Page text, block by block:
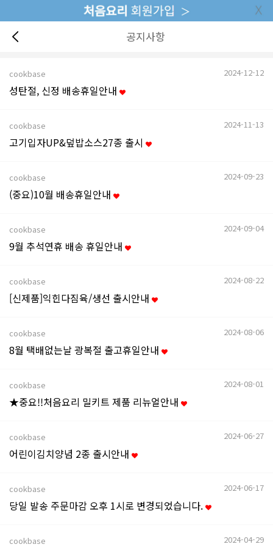
공지사항
cookbase 2024-12-12
성탄절, 신정 배송휴일안내
cookbase 2024-11-13
고기입자UP&덮밥소스27종 출시
cookbase 2024-09-23
(중요)10월 배송휴일안내
cookbase 2024-09-04
9월 추석연휴 배송 휴일안내
cookbase 2024-08-22
[신제품]익힌다짐육/생선 출시안내
cookbase 2024-08-06
8월 택배없는날 광복절 출고휴일안내
cookbase 2024-08-01
★중요!!처음요리 밀키트 제품 리뉴얼안내
cookbase 2024-06-27
어린이김치양념 2종 출시안내
cookbase 2024-06-17
당일 발송 주문마감 오후 1시로 변경되었습니다.
cookbase 2024-04-29